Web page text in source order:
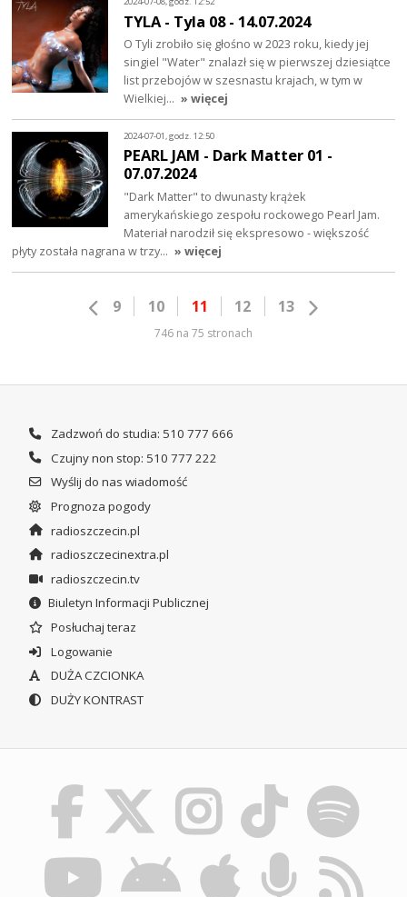
TYLA - Tyla 08 - 14.07.2024
O Tyli zrobiło się głośno w 2023 roku, kiedy jej
singiel "Water" znalazł się w pierwszej dziesiątce
list przebojów w szesnastu krajach, w tym w
Wielkiej… » więcej
2024-07-01, godz. 12:50
PEARL JAM - Dark Matter 01 -
07.07.2024
"Dark Matter" to dwunasty krążek
amerykańskiego zespołu rockowego Pearl Jam.
Materiał narodził się ekspresowo - większość
płyty została nagrana w trzy… » więcej
9 10 11 12 13
746 na 75 stronach
Zadzwoń do studia: 510 777 666
Czujny non stop: 510 777 222
Wyślij do nas wiadomość
Prognoza pogody
radioszczecin.pl
radioszczecinextra.pl
radioszczecin.tv
Biuletyn Informacji Publicznej
Posłuchaj teraz
Logowanie
DUŻA CZCIONKA
DUŻY KONTRAST